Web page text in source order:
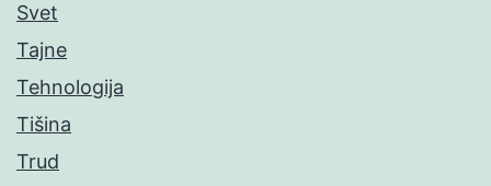
Svet
Tajne
Tehnologija
Tišina
Trud